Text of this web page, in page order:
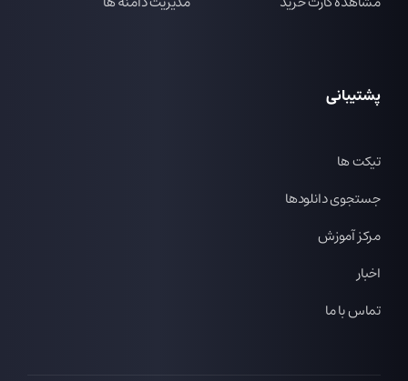
پشتیبانی
تیکت ها
جستجوی دانلودها
مرکز آموزش
اخبار
تماس با ما